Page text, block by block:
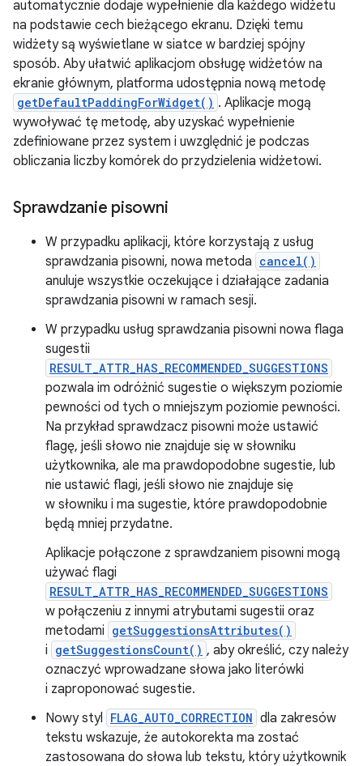
automatycznie dodaje wypełnienie dla każdego widżetu
na podstawie cech bieżącego ekranu. Dzięki temu
widżety są wyświetlane w siatce w bardziej spójny
sposób. Aby ułatwić aplikacjom obsługę widżetów na
ekranie głównym, platforma udostępnia nową metodę
getDefaultPaddingForWidget() . Aplikacje mogą
wywoływać tę metodę, aby uzyskać wypełnienie
zdefiniowane przez system i uwzględnić je podczas
obliczania liczby komórek do przydzielenia widżetowi.
Sprawdzanie pisowni
W przypadku aplikacji, które korzystają z usług
sprawdzania pisowni, nowa metoda cancel()
anuluje wszystkie oczekujące i działające zadania
sprawdzania pisowni w ramach sesji.
W przypadku usług sprawdzania pisowni nowa flaga
sugestii
RESULT_ATTR_HAS_RECOMMENDED_SUGGESTIONS
pozwala im odróżnić sugestie o większym poziomie
pewności od tych o mniejszym poziomie pewności.
Na przykład sprawdzacz pisowni może ustawić
flagę, jeśli słowo nie znajduje się w słowniku
użytkownika, ale ma prawdopodobne sugestie, lub
nie ustawić flagi, jeśli słowo nie znajduje się
w słowniku i ma sugestie, które prawdopodobnie
będą mniej przydatne.
Aplikacje połączone z sprawdzaniem pisowni mogą
używać flagi
RESULT_ATTR_HAS_RECOMMENDED_SUGGESTIONS
w połączeniu z innymi atrybutami sugestii oraz
metodami getSuggestionsAttributes()
i getSuggestionsCount() , aby określić, czy należy
oznaczyć wprowadzane słowa jako literówki
i zaproponować sugestie.
Nowy styl FLAG_AUTO_CORRECTION dla zakresów
tekstu wskazuje, że autokorekta ma zostać
zastosowana do słowa lub tekstu, który użytkownik